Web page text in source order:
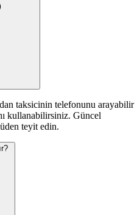
taksicinin telefonunu arayabilir
kullanabilirsiniz. Güncel
teyit edin.